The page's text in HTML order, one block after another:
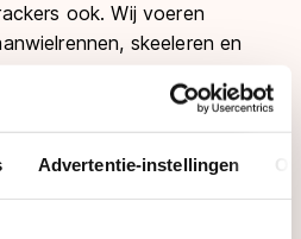
Advertentie-instellingen
ook. Wij voeren
skeeleren en
wel aangemoedigd in Thialf
de langebaan reed. Als ik
ik beter op de
de langebaan